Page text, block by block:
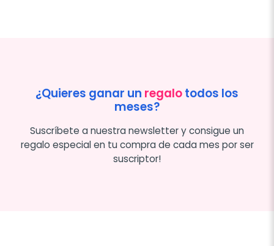
¿Quieres ganar un regalotodos los
meses?
Suscríbete a nuestra newsletter y consigue un
regalo especial en tu compra de cada mes por ser
suscriptor!